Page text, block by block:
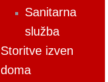
Sanitarna
služba
Storitve izven
doma